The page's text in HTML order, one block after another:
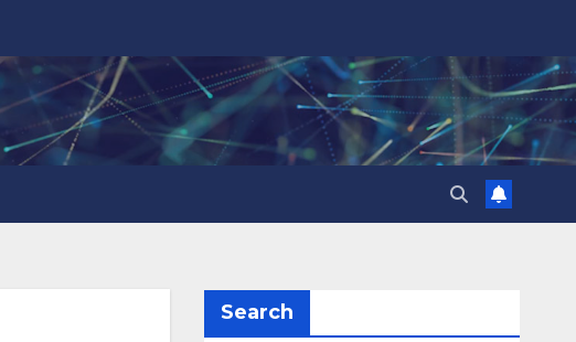
Search